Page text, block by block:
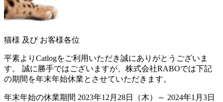
猫様 及び お客様各位
平素よりCatlogをご利用いただき誠にありがとうございま
す。 誠に勝手ではございますが、株式会社RABOでは下記
の期間を年末年始休業とさせていただきます。
年末年始の休業期間 2023年12月28日（木）～ 2024年1月3日